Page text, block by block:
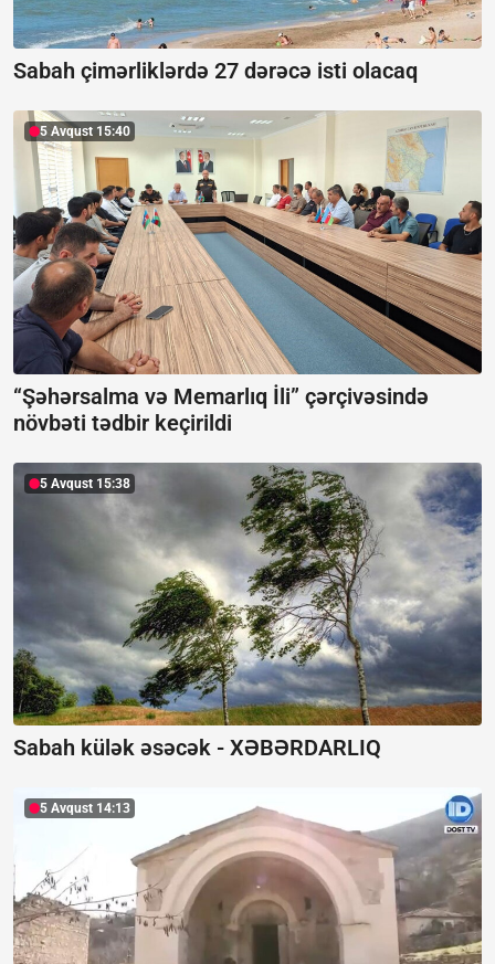
Sabah çimərliklərdə 27 dərəcə isti olacaq
5 Avqust 15:40
“Şəhərsalma və Memarlıq İli” çərçivəsində
növbəti tədbir keçirildi
5 Avqust 15:38
Sabah külək əsəcək - XƏBƏRDARLIQ
5 Avqust 14:13